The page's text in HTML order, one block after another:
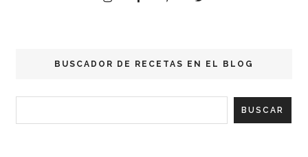
BUSCADOR DE RECETAS EN EL BLOG